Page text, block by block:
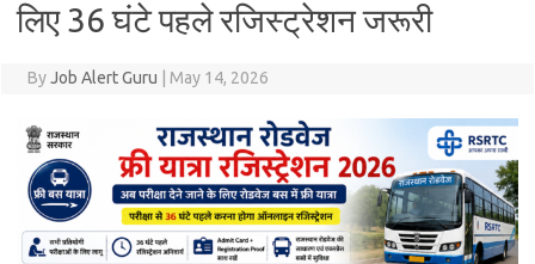
लिए 36 घंटे पहले रजिस्ट्रेशन जरूरी
ByJob Alert Guru May 14, 2026